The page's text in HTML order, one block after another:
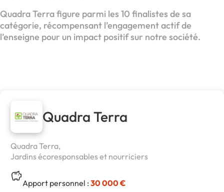
Quadra Terra figure parmi les 10 finalistes de sa
catégorie, récompensant l’engagement actif de
l’enseigne pour un impact positif sur notre société.
Quadra Terra
Quadra Terra,
Jardins écoresponsables et nourriciers
Apport personnel :30 000 €